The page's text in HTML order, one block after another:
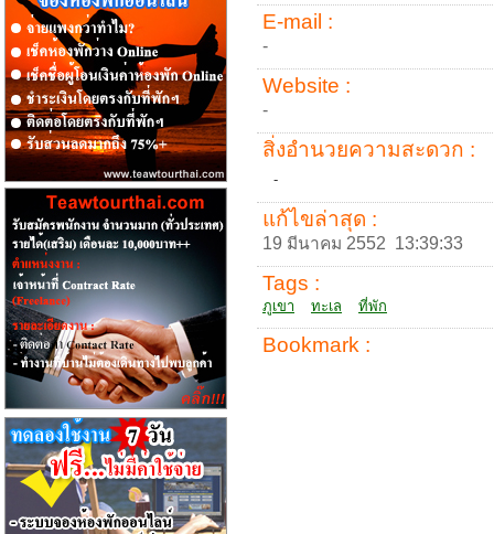
E-mail :
-
Website :
-
สิ่งอำนวยความสะดวก :
-
แก้ไขล่าสุด :
19 มีนาคม 2552 13:39:33
Tags :
ภูเขา ทะเล ที่พัก
Bookmark :